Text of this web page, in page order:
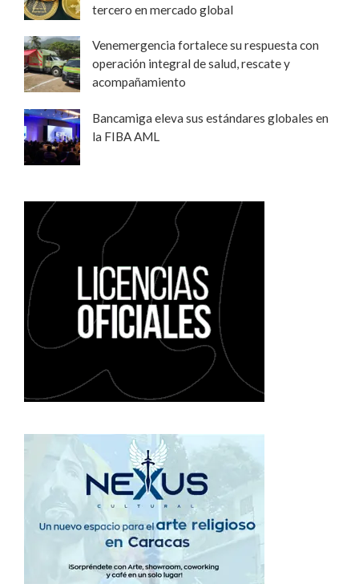
tercero en mercado global
Venemergencia fortalece su respuesta con
operación integral de salud, rescate y
acompañamiento
Bancamiga eleva sus estándares globales en
la FIBA AML